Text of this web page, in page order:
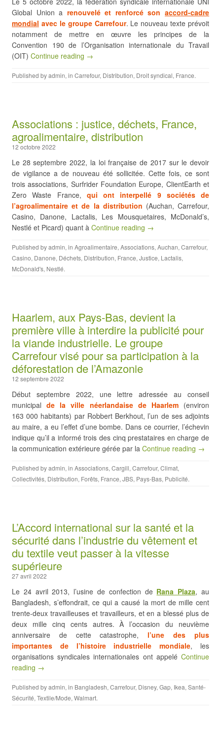
Global Union a renouvelé et renforcé sonaccord-cadre
mondial avec le groupe Carrefour. Le nouveau texte prévoit
notamment de mettre en œuvre les principes de la
Convention 190 de l’Organisation internationale du Travail
(OIT) Continue reading →
Published byadmin, in Carrefour, Distribution, Droit syndical, France.
Associations : justice, déchets, France,
agroalimentaire, distribution
12 octobre 2022
Le 28 septembre 2022, la loi française de 2017 sur le devoir
de vigilance a de nouveau été sollicitée. Cette fois, ce sont
trois associations, Surfrider Foundation Europe, ClientEarth et
Zero Waste France, qui ont interpellé 9 sociétés de
l’agroalimentaire et de la distribution (Auchan, Carrefour,
Casino, Danone, Lactalis, Les Mousquetaires, McDonald’s,
Nestlé et Picard) quant à Continue reading →
Published byadmin, in Agroalimentaire, Associations, Auchan, Carrefour,
Casino, Danone, Déchets, Distribution, France, Justice, Lactalis,
McDonald's, Nestlé.
Haarlem, aux Pays-Bas, devient la
première ville à interdire la publicité pour
la viande industrielle. Le groupe
Carrefour visé pour sa participation à la
déforestation de l’Amazonie
12 septembre 2022
Début septembre 2022, une lettre adressée au conseil
municipalde la ville néerlandaise de Haarlem(environ
163 000 habitants) par Robbert Berkhout, l’un de ses adjoints
au maire, a eu l’effet d’une bombe. Dans ce courrier, l’échevin
indique qu’il a informé trois des cinq prestataires en charge de
la communication extérieure gérée par la Continue reading →
Published byadmin, in Associations, Cargill, Carrefour, Climat,
Collectivités, Distribution, Forêts, France, JBS, Pays-Bas, Publicité.
L’Accord international sur la santé et la
sécurité dans l’industrie du vêtement et
du textile veut passer à la vitesse
supérieure
27 avril 2022
Le 24 avril 2013, l’usine de confection de Rana Plaza, au
Bangladesh, s’effondrait, ce qui a causé la mort de mille cent
trente-deux travailleuses et travailleurs, et en a blessé plus de
deux mille cinq cents autres. À l’occasion du neuvième
anniversaire de cette catastrophe, l’une des plus
importantes de l’histoire industrielle mondiale, les
organisations syndicales internationales ont appelé Continue
reading →
Published byadmin, in Bangladesh, Carrefour, Disney, Gap, Ikea, Santé-
Sécurité, Textile/Mode, Walmart.